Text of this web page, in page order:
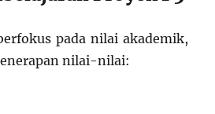
pada nilai akademik,
nilai-nilai: